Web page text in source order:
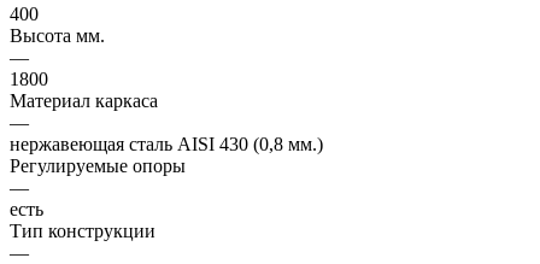
400
Высота мм.
—
1800
Материал каркаса
—
нержавеющая сталь AISI 430 (0,8 мм.)
Регулируемые опоры
—
есть
Тип конструкции
—